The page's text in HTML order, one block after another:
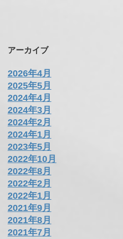
アーカイブ
2026年4月
2025年5月
2024年4月
2024年3月
2024年2月
2024年1月
2023年5月
2022年10月
2022年8月
2022年2月
2022年1月
2021年9月
2021年8月
2021年7月